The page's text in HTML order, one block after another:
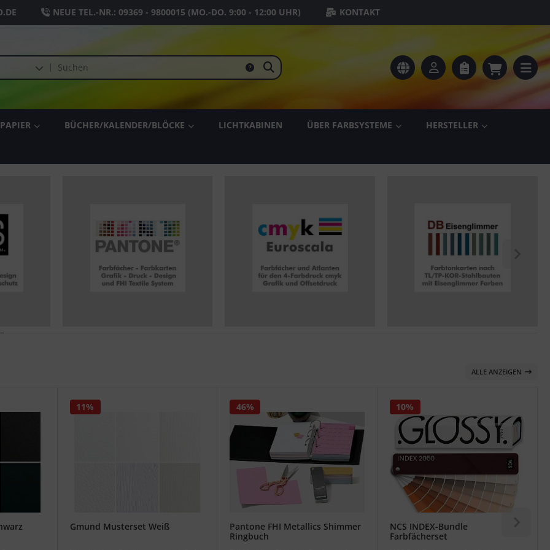
NEUE TEL.-NR.: 09369 - 9800015 (MO.-DO. 9:00 - 12:00 UHR) KONTAKT
BÜCHER/KALENDER/BLÖCKE LICHTKABINEN
ÜBER FARBSYSTEME
HERSTELLER
ALLE ANZEIGEN
Gmund Musterset Weiß
11%
Pantone FHI Metallics Shimmer
Ringbuch
46%
NCS INDEX-Bundle
Farbfächerset
10%